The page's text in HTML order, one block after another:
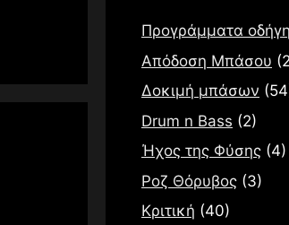
Προγράμματα
Απόδοση Μπάσου
Δοκιμή μπάσων
Drum n Bass (2)
Ήχος της Φύσης (4)
Ροζ Θόρυβος (3)
Κριτική (40)